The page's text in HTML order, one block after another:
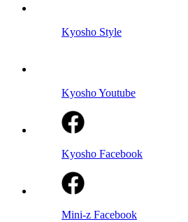
Kyosho Style
Kyosho Youtube
Kyosho Facebook
Mini-z Facebook